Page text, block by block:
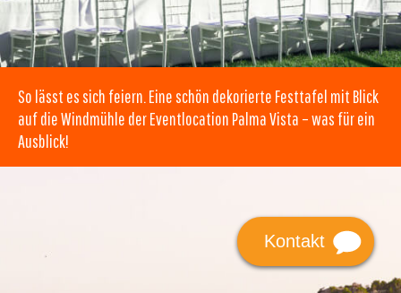
So lässt es sich feiern. Eine schön dekorierte Festtafel mit Blick
auf die Windmühle der Eventlocation Palma Vista – was für ein
Ausblick!
Kontakt